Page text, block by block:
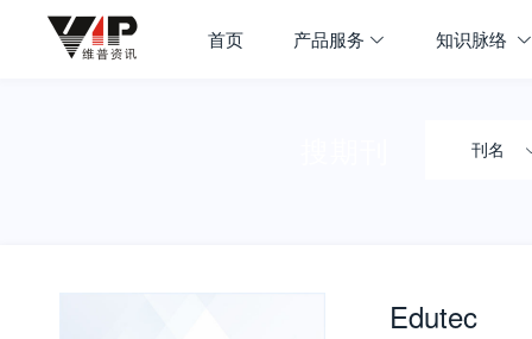
首页 产品服务 知识脉络
刊名
Edutec